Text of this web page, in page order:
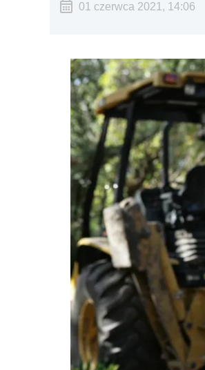
01 czerwca 2021, 14:06